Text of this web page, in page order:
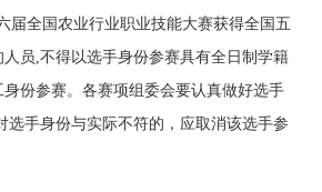
届全国农业行业职业技能大赛获得全国五
员,不得以选手身份参赛具有全日制学籍
份参赛。各赛项组委会要认真做好选手
选手身份与实际不符的，应取消该选手参